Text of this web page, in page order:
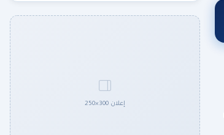
إعلان 300×250